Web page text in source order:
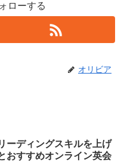
ローする
オリビア
ーディングスキルを上げ
おすすめオンライン英会